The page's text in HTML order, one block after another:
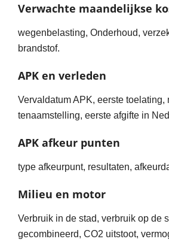
Verwachte maandelijkse
wegenbelasting, Onderhoud,
brandstof.
APK en verleden
Vervaldatum APK, eerste toelating,
tenaamstelling, eerste afgifte in
APK afkeur punten
type afkeurpunt, resultaten,
Milieu en motor
Verbruik in de stad, verbruik op de
gecombineerd, CO2 uitstoot,